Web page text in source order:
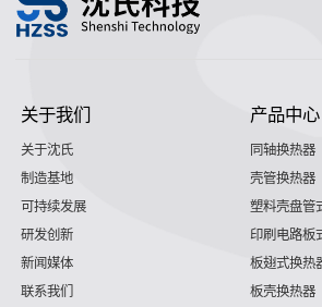
关于我们
关于沈氏
制造基地
可持续发展
研发创新
新闻媒体
联系我们
产品中心
同轴换热器
壳管换热器
塑料壳盘管
印刷电路板
板翅式换热
板壳换热器